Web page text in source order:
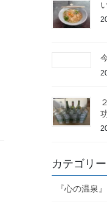
カテゴリー
『心の温泉